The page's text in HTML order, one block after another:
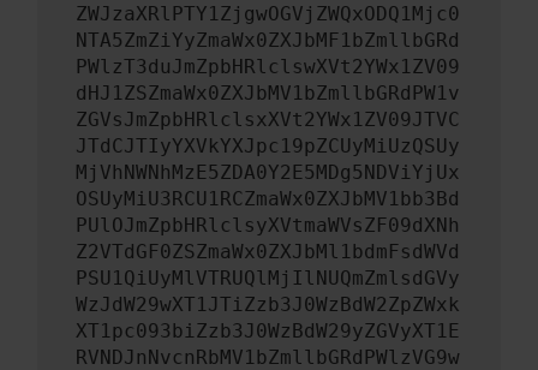
ZWJzaXRlPTY1ZjgwOGVjZWQxODQ1Mjc0
NTA5ZmZiYyZmaWx0ZXJbMF1bZmllbGRd
PWlzT3duJmZpbHRlclswXVt2YWx1ZV09
dHJ1ZSZmaWx0ZXJbMV1bZmllbGRdPW1v
ZGVsJmZpbHRlclsxXVt2YWx1ZV09JTVC
JTdCJTIyYXVkYXJpc19pZCUyMiUzQSUy
MjVhNWNhMzE5ZDA0Y2E5MDg5NDViYjUx
OSUyMiU3RCU1RCZmaWx0ZXJbMV1bb3Bd
PUlOJmZpbHRlclsyXVtmaWVsZF09dXNh
Z2VTdGF0ZSZmaWx0ZXJbMl1bdmFsdWVd
PSU1QiUyMlVTRUQlMjIlNUQmZmlsdGVy
WzJdW29wXT1JTiZzb3J0WzBdW2ZpZWxk
XT1pc093biZzb3J0WzBdW29yZGVyXT1E
RVNDJnNvcnRbMV1bZmllbGRdPWlzVG9w